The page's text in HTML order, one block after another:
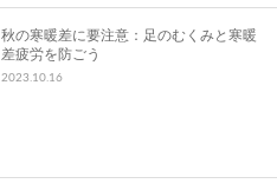
秋の寒暖差に要注意：足のむくみと寒暖
差疲労を防ごう
2023.10.16